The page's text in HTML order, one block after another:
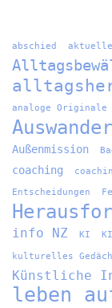
abschied aktuelle
analoge Originale
Außenmission
coaching
Entscheidungen
info NZ KI
kulturelles
Künstliche
leben